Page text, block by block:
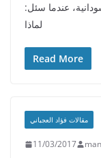
عندما سئل:
لماذا
Read More
مقالات فؤاد العجباني
11/03/2017